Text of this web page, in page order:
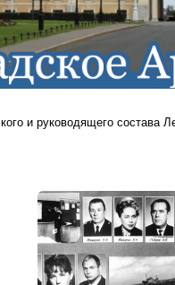
и руководящего состава